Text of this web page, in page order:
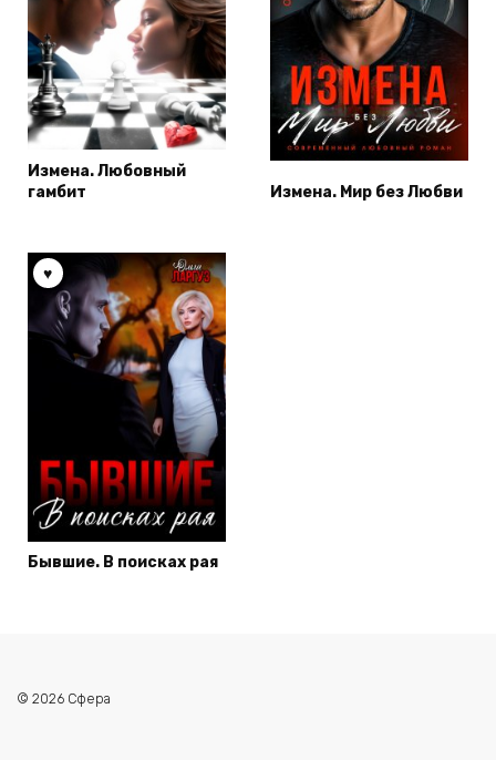
Измена. Любовный
гамбит
Измена. Мир без Любви
Бывшие. В поисках рая
© 2026 Сфера